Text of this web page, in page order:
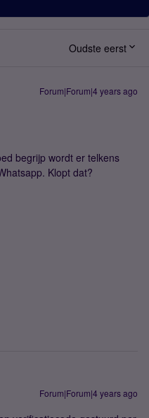
Oudste eerst
Forum|Forum|4 years ago
begrijp wordt er telkens
Klopt dat?
Forum|Forum|4 years ago